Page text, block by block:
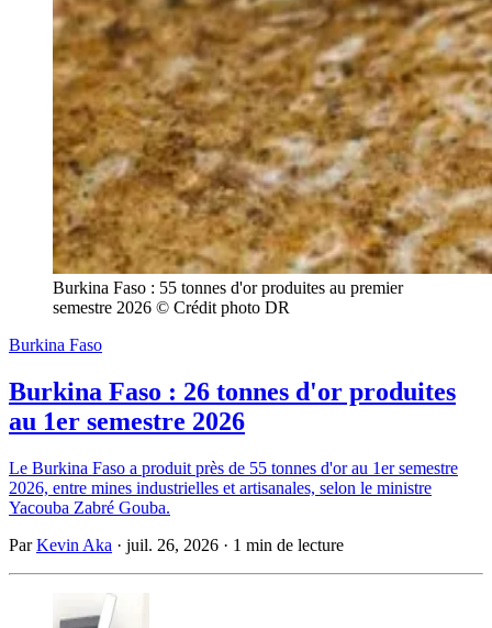
Burkina Faso : 55 tonnes d'or produites au premier
semestre 2026 © Crédit photo DR
Burkina Faso
Burkina Faso : 26 tonnes d'or produites
au 1er semestre 2026
Le Burkina Faso a produit près de 55 tonnes d'or au 1er semestre
2026, entre mines industrielles et artisanales, selon le ministre
Yacouba Zabré Gouba.
ParKevin Aka · juil. 26, 2026 · 1 min de lecture